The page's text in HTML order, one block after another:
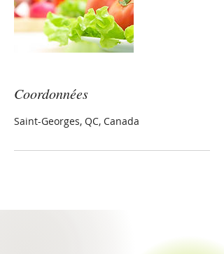
Coordonnées
Saint-Georges, QC, Canada